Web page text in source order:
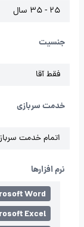
25 - 35 سال
جنسیت
فقط آقا
خدمت سربازی
اتمام خدمت
نرم افزارها
Word
Excel